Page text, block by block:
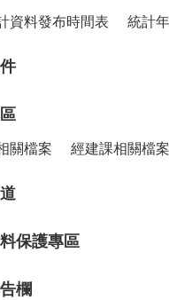
資料發布時間表 統計
關檔案 經建課相關檔案
保護專區
欄